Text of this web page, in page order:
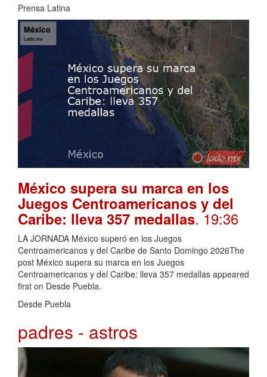
Prensa Latina
México supera su marca en los
Juegos Centroamericanos y del
Caribe: lleva 357 medallas. 19:36
LA JORNADA México superó en los Juegos
Centroamericanos y del Caribe de Santo Domingo 2026The
post México supera su marca en los Juegos
Centroamericanos y del Caribe: lleva 357 medallas appeared
first on Desde Puebla.
Desde Puebla
padres - astros